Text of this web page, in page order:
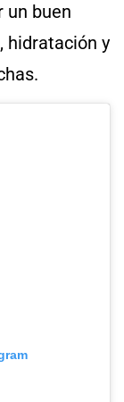
un buen
hidratación y